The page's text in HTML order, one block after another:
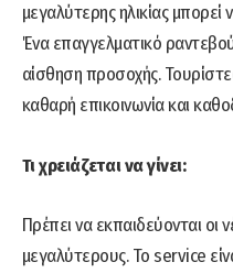
μεγαλύτερης ηλικίας
Ένα επαγγελματικό ραντεβού
αίσθηση προσοχής.
καθαρή επικοινωνία και
Τι χρειάζεται να γίνει:
Πρέπει να εκπαιδεύονται
μεγαλύτερους. Το service